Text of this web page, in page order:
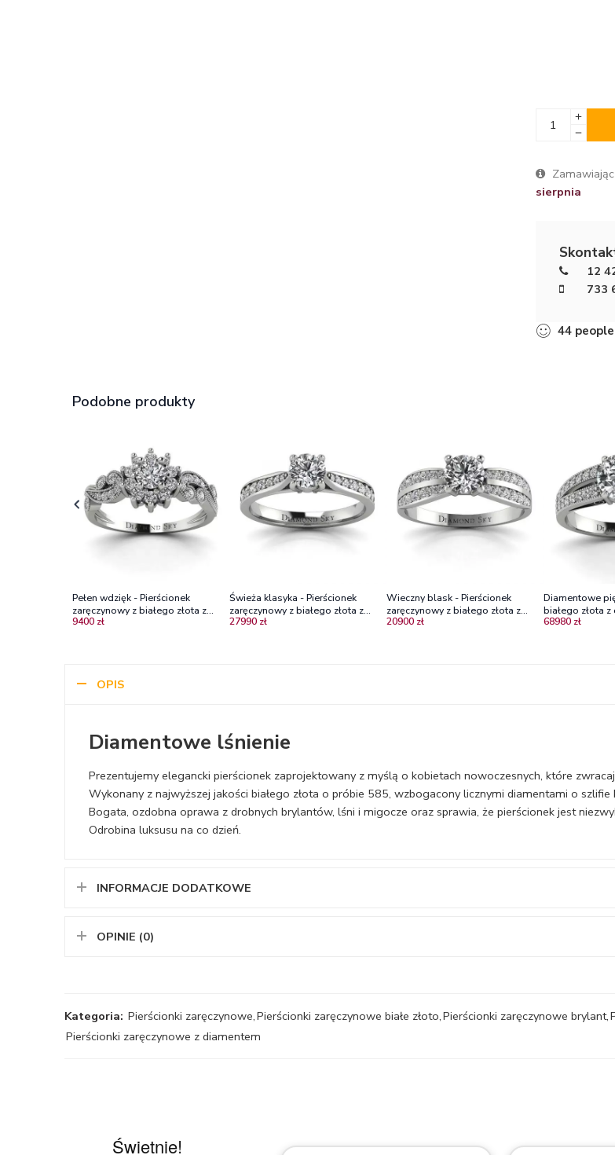
sierpnia
12
733
44 people
Podobne produkty
Pełen wdzięk - Pierścionek
zaręczynowy z białego złota z
diamentami SI2/H
9400 zł
Świeża klasyka - Pierścionek
zaręczynowy z białego złota z
brylantami Vs2/G
27990 zł
Wieczny blask - Pierścionek
zaręczynowy z białego złota z
brylantami VS1/H
20900 zł
Diamentowe
68980 zł
OPIS
Diamentowe lśnienie
Prezentujemy elegancki pierścionek zaprojektowany z myślą o kobietach nowoczesnych, które
Wykonany z najwyższej jakości białego złota o próbie 585, wzbogacony licznymi diamentami o
Bogata, ozdobna oprawa z drobnych brylantów, lśni i migocze oraz sprawia, że pierścionek jest
Odrobina luksusu na co dzień.
INFORMACJE DODATKOWE
OPINIE (0)
Kategoria: Pierścionki zaręczynowe,Pierścionki zaręczynowe białe złoto,Pierścionki zaręczynowe brylant,
Pierścionki zaręczynowe z diamentem
Świetnie!